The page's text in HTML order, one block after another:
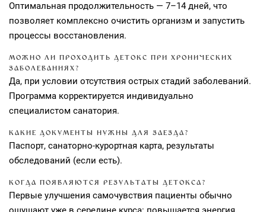
Оптимальная продолжительность — 7–14 дней, что
позволяет комплексно очистить организм и запустить
процессы восстановления.
МОЖНО ЛИ ПРОХОДИТЬ ДЕТОКС ПРИ ХРОНИЧЕСКИХ
ЗАБОЛЕВАНИЯХ?
Да, при условии отсутствия острых стадий заболеваний.
Программа корректируется индивидуально
специалистом санатория.
КАКИЕ ДОКУМЕНТЫ НУЖНЫ ДЛЯ ЗАЕЗДА?
Паспорт, санаторно‑курортная карта, результаты
обследований (если есть).
КОГДА ПОЯВЛЯЮТСЯ РЕЗУЛЬТАТЫ ДЕТОКСА?
Первые улучшения самочувствия пациенты обычно